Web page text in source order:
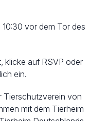
vor dem Tor des
klicke auf RSVP oder
ein.
Tierschutzverein von
mit dem Tierheim